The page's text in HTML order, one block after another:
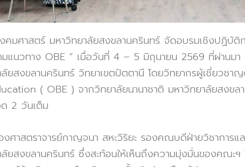
คมศาสตร์ มหาวิทยาลัยสงขลานครินทร์ จัดอบรมเชิงปฏิบั
มแนวทาง OBE ” เมื่อวันที่ 4 – 5 มิถุนายน 2569 ที่ผ่าน
ยสงขลานครินทร์ วิทยาเขตปัตตานี โดยวิทยากรผู้เชี่ยวชา
( OBE ) จากวิทยาลัยนานาชาติ มหาวิทยาลัยสงข
2 วันเต็ม
ศาสตราจารย์กาญจนา สหะวิริยะ รองคณบดีฝ่ายวิชาการแ
ยสงขลานครินทร์ ซึ่งสะท้อนให้เห็นถึงความมุ่งมั่นของคณะฯ